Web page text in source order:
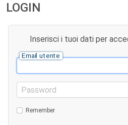
LOGIN
Inserisci i tuoi dati per
Email utente
Password
Remember